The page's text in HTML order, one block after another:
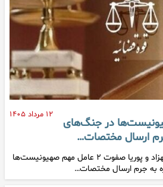
۱۲ مرداد ۱۴۰۵
صهیونیست‌ها در جنگ‌های
قوه قضاییه اعلام کرد: امید بهزاد و پوریا صفوت ۲ عامل مهم صهیونیست‌ها